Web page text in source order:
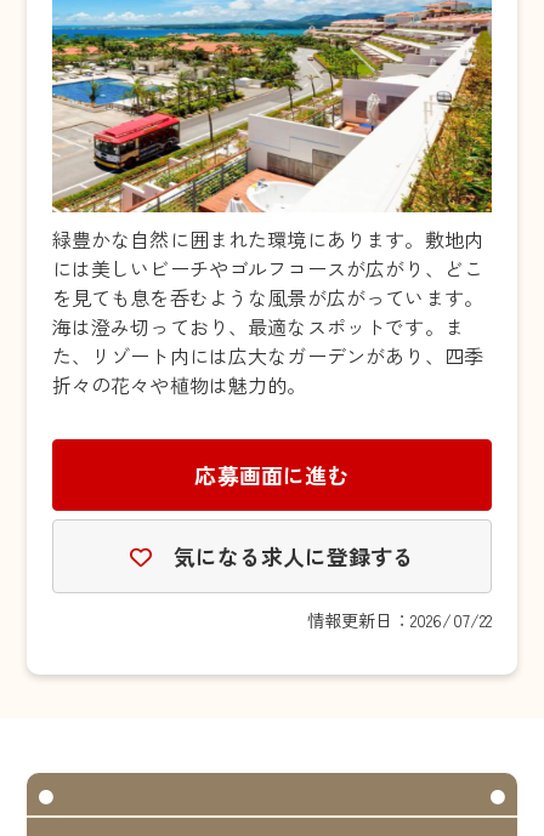
緑豊かな自然に囲まれた環境にあります。敷地内
には美しいビーチやゴルフコースが広がり、どこ
を見ても息を呑むような風景が広がっています。
海は澄み切っており、最適なスポットです。ま
た、リゾート内には広大なガーデンがあり、四季
折々の花々や植物は魅力的。
応募画面に進む
気になる求人に登録する
情報更新日：2026/07/22